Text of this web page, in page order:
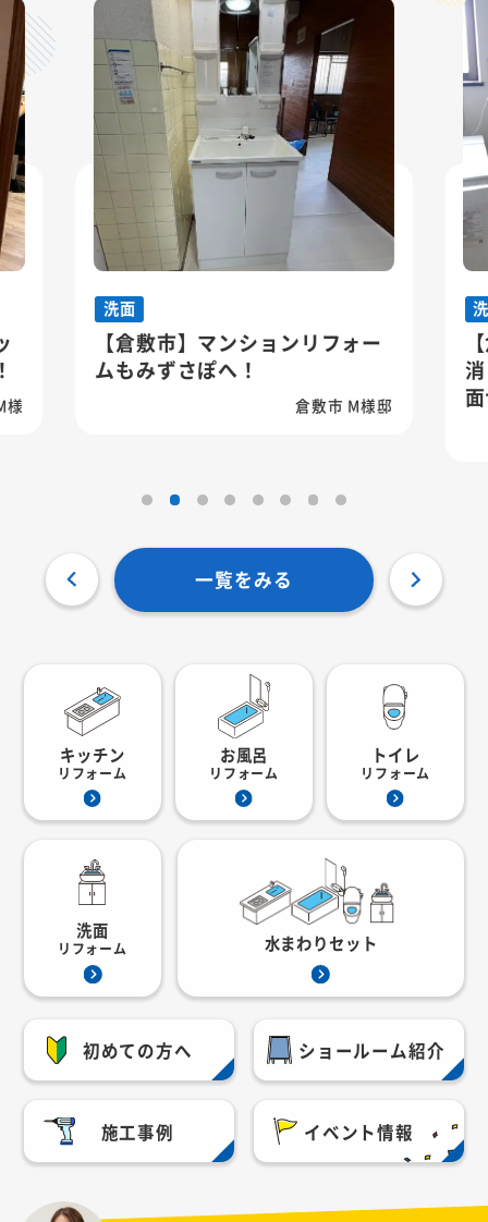
マンションリフォー
へ！
【倉敷市】水漏れの
消！家事ラク＆美し
面台へ
一覧をみる
キッチン
リフォーム
お風呂
リフォーム
トイレ
リフォーム
洗面
リフォーム 水まわりセット
初めての方へ ショールーム紹介
施工事例 イベント情報